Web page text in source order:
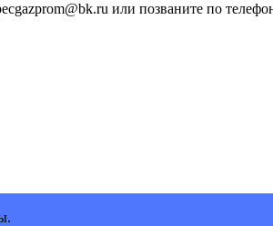
или позваните по